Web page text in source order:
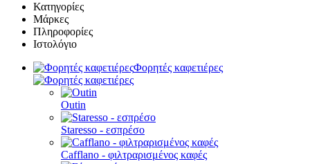
Κατηγορίες
Μάρκες
Πληροφορίες
Ιστολόγιο
Φορητές καφετιέρες
Outin
Staresso - εσπρέσο
Cafflano - φιλτραρισμένος καφές